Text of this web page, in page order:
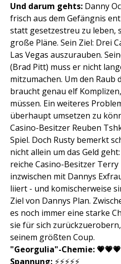
Und darum gehts: Danny
frisch aus dem Gefängnis
statt gesetzestreu zu leben,
große Pläne. Sein Ziel: Drei
Las Vegas auszurauben.
(Brad Pitt) muss er nicht
mitzumachen. Um den
braucht genau elf
müssen. Ein weiteres
überhaupt umsetzen zu
Casino-Besitzer Reuben
Spiel. Doch Rusty bemerkt
nicht allein um das Geld
reiche Casino-Besitzer Terry
inzwischen mit Dannys
liiert - und komischerweise
Ziel von Dannys Plan.
es noch immer eine starke
sie für sich
seinem größten Coup.
"Georgulia"-Chemie:
Spannung: ⚡️⚡️⚡️⚡️⚡️